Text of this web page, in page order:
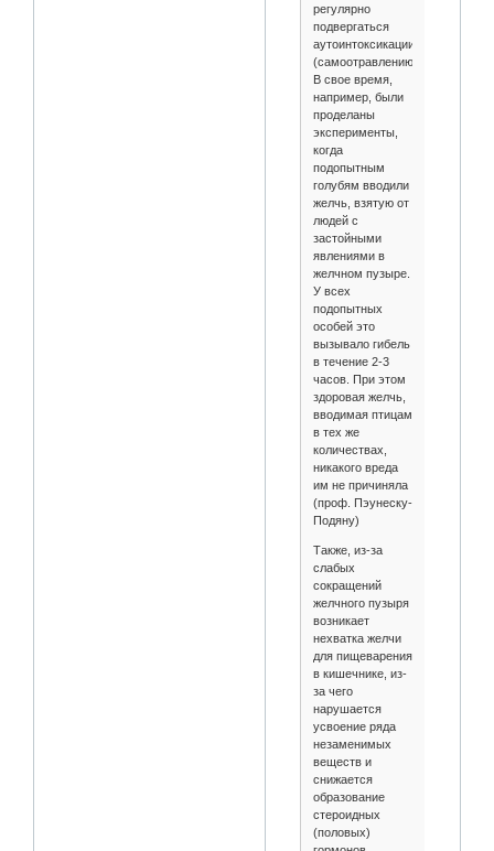
регулярно
подвергаться
аутоинтоксикации
(самоотравлению)
В свое время,
например, были
проделаны
эксперименты,
когда
подопытным
голубям вводили
желчь, взятую от
людей с
застойными
явлениями в
желчном пузыре.
У всех
подопытных
особей это
вызывало гибель
в течение 2-3
часов. При этом
здоровая желчь,
вводимая птицам
в тех же
количествах,
никакого вреда
им не причиняла
(проф. Пэунеску-
Подяну)
Также, из-за
слабых
сокращений
желчного пузыря
возникает
нехватка желчи
для пищеварения
в кишечнике, из-
за чего
нарушается
усвоение ряда
незаменимых
веществ и
снижается
образование
стероидных
(половых)